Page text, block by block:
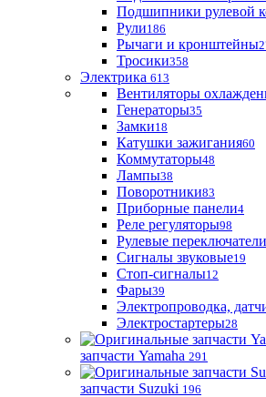
Подшипники рулевой
Рули186
Рычаги и кронштейны
Тросики358
Электрика 613
Вентиляторы
Генераторы35
Замки18
Катушки зажигания60
Коммутаторы48
Лампы38
Поворотники83
Приборные панели4
Реле регуляторы98
Рулевые переключатели
Сигналы звуковые19
Стоп-сигналы12
Фары39
Электропроводка,
Электростартеры28
запчасти Yamaha 291
запчасти Suzuki 196